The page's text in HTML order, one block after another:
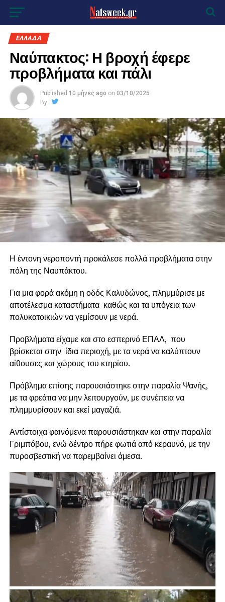
ΕΛΛΑΔΑ
Ναύπακτος: Η βροχή έφερε
προβλήματα και πάλι
Published 10 μήνες ago on 03/10/2025
By
Η έντονη νεροποντή προκάλεσε πολλά προβλήματα στην
πόλη της Ναυπάκτου.
Για μια φορά ακόμη η οδός Καλυδώνος, πλημμύρισε με
αποτέλεσμα καταστήματα καθώς και τα υπόγεια των
πολυκατοικιών να γεμίσουν με νερά.
Προβλήματα είχαμε και στο εσπερινό ΕΠΑΛ, που
βρίσκεται στην ίδια περιοχή, με τα νερά να καλύπτουν
αίθουσες και χώρους του κτηρίου.
Πρόβλημα επίσης παρουσιάστηκε στην παραλία Ψανής,
με τα φρεάτια να μην λειτουργούν, με συνέπεια να
πλημμυρίσουν και εκεί μαγαζιά.
Αντίστοιχα φαινόμενα παρουσιάστηκαν και στην παραλία
Γριμπόβου, ενώ δέντρο πήρε φωτιά από κεραυνό, με την
πυροσβεστική να παρεμβαίνει άμεσα.